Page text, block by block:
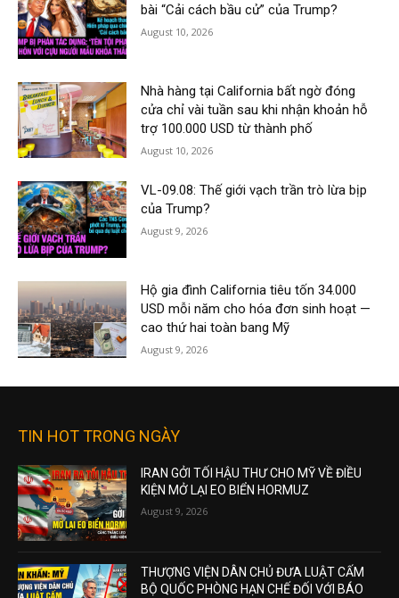
bài “Cải cách bầu cử” của Trump?
August 10, 2026
Nhà hàng tại California bất ngờ đóng
cửa chỉ vài tuần sau khi nhận khoản hỗ
trợ 100.000 USD từ thành phố
August 10, 2026
VL-09.08: Thế giới vạch trần trò lừa bịp
của Trump?
August 9, 2026
Hộ gia đình California tiêu tốn 34.000
USD mỗi năm cho hóa đơn sinh hoạt —
cao thứ hai toàn bang Mỹ
August 9, 2026
TIN HOT TRONG NGÀY
IRAN GỞI TỐI HẬU THƯ CHO MỸ VỀ ĐIỀU
KIỆN MỞ LẠI EO BIỂN HORMUZ
August 9, 2026
THƯỢNG VIỆN DÂN CHỦ ĐƯA LUẬT CẤM
BỘ QUỐC PHÒNG HẠN CHẾ ĐỐI VỚI BÁO